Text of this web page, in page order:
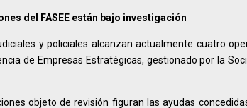
del FASEE están bajo investigación
y policiales alcanzan actualmente cuatro
de Empresas Estratégicas, gestionado por la
objeto de revisión figuran las ayudas